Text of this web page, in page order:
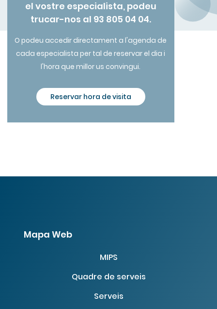
el vostre especialista, podeu
trucar-nos al 93 805 04 04.
O podeu accedir directament a l'agenda de
cada especialista per tal de reservar el dia i
l'hora que millor us convingui.
Reservar hora de visita
Mapa Web
MIPS
Quadre de serveis
Serveis